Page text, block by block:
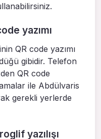
yazımı
QR code yazımı
gibidir. Telefon
QR code
ile Abdülvaris
gerekli yerlerde
yazılışı